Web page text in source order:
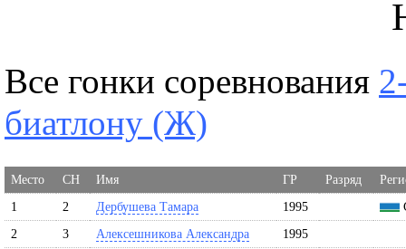
Все гонки соревнования
биатлону (Ж)
Место СН Имя ГР Разряд
1
2 Дербушева Тамара 1995
2
3 Алексешникова Александра
1995